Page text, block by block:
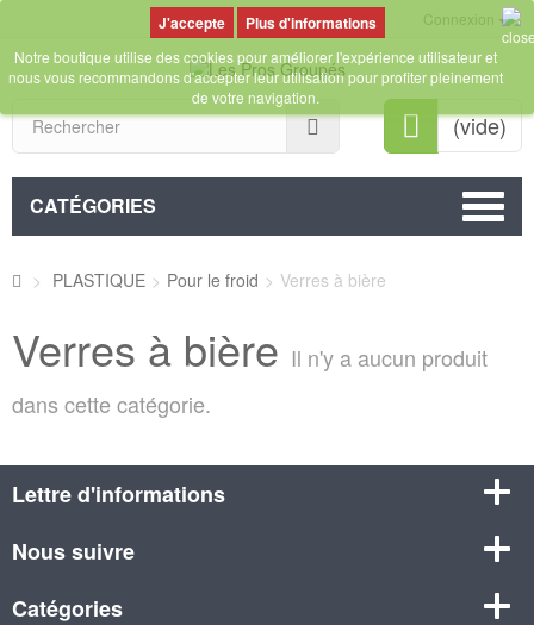
Connexion
Rechercher (vide)
CATÉGORIES
Plus d'informations
Notre boutique utilise des cookies pour améliorer l'expérience utilisateur et
nous vous recommandons d'accepter leur utilisation pour profiter pleinement
de votre navigation.
> PLASTIQUE > Pour le froid > Verres à bière
Verres à bière Il n'y a aucun produit
dans cette catégorie.
Lettre d'informations
Nous suivre
Catégories